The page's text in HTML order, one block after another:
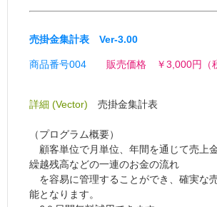
売掛金集計表 Ver-3.00
商品番号004 販売価格 ￥3,000円（
詳細 (Vector) 売掛金集計表
（プログラム概要）
顧客単位で月単位、年間を通じて売上
繰越残高などの一連のお金の流れ
を容易に管理することができ、確実な
能となります。